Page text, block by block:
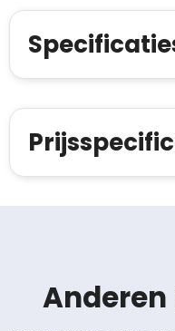
Anderen